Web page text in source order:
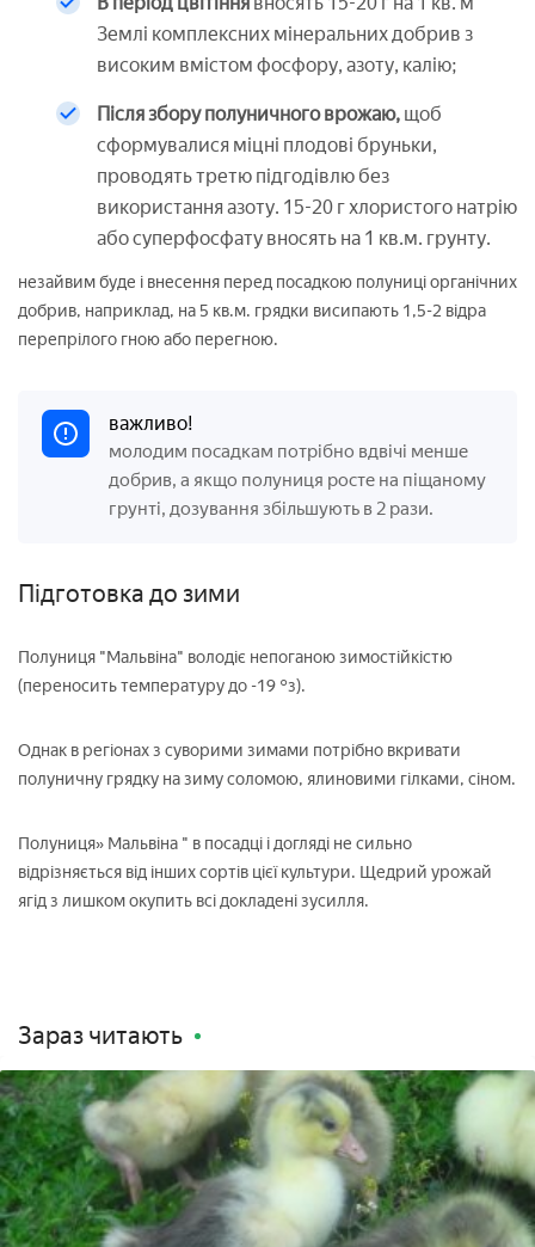
Землі комплексних мінеральних добрив з
високим вмістом фосфору, азоту, калію;
Після збору полуничного врожаю, щоб
сформувалися міцні плодові бруньки,
проводять третю підгодівлю без
використання азоту. 15-20 г хлористого натрію
або суперфосфату вносять на 1 кв.м. грунту.
незайвим буде і внесення перед посадкою полуниці органічних
добрив, наприклад, на 5 кв.м. грядки висипають 1,5-2 відра
перепрілого гною або перегною.
важливо!
молодим посадкам потрібно вдвічі менше
добрив, а якщо полуниця росте на піщаному
грунті, дозування збільшують в 2 рази.
Підготовка до зими
Полуниця "Мальвіна" володіє непоганою зимостійкістю
(переносить температуру до -19 °з).
Однак в регіонах з суворими зимами потрібно вкривати
полуничну грядку на зиму соломою, ялиновими гілками, сіном.
Полуниця» Мальвіна " в посадці і догляді не сильно
відрізняється від інших сортів цієї культури. Щедрий урожай
ягід з лишком окупить всі докладені зусилля.
Зараз читають